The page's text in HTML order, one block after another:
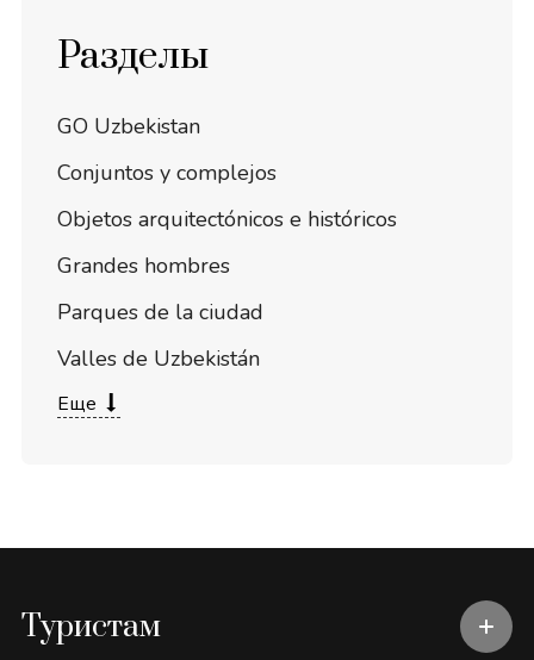
Разделы
GO Uzbekistan
Conjuntos y complejos
Objetos arquitectónicos e históricos
Grandes hombres
Parques de la ciudad
Valles de Uzbekistán
Еще
Туристам